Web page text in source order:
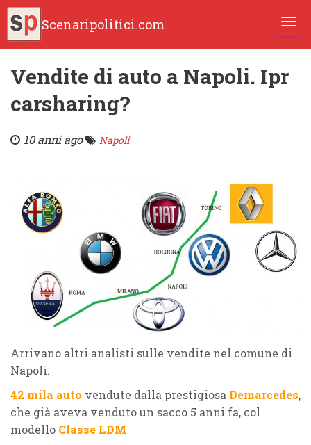
Scenaripolitici.com
Vendite di auto a Napoli. Ipr
carsharing?
10 anni ago Napoli
Arrivano altri analisti sulle vendite nel comune di
Napoli.
42 mila auto vendute dalla prestigiosa Demarcedes,
che già aveva venduto un sacco 5 anni fa, col
modello Classe LDM